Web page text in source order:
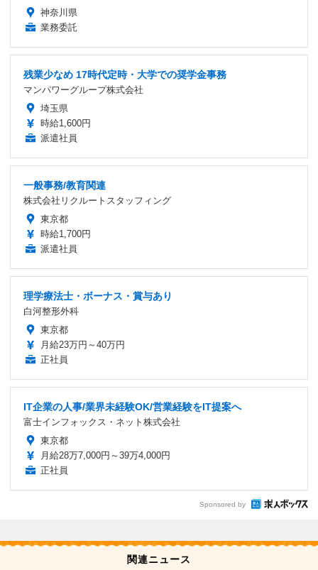
神奈川県
業務委託
残業少なめ 17時代定時・大学での奨学金事務
マンパワーグループ株式会社
埼玉県
時給1,600円
派遣社員
一般事務/教育関連
株式会社リクルートスタッフィング
東京都
時給1,700円
派遣社員
理学療法士・ボーナス・賞与あり
白河整形外科
東京都
月給23万円～40万円
正社員
IT企業の人事/業界未経験OK/営業経験をIT提案へ
富士インフォックス・ネット株式会社
東京都
月給28万7,000円～39万4,000円
正社員
Sponsored by
関連ニュース